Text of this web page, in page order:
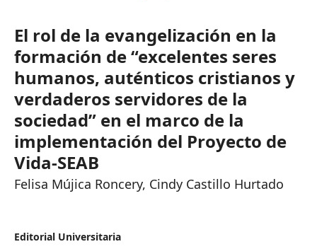
El rol de la evangelización en la
formación de “excelentes seres
humanos, auténticos cristianos y
verdaderos servidores de la
sociedad” en el marco de la
implementación del Proyecto de
Vida-SEAB
Felisa Mújica Roncery, Cindy Castillo Hurtado
Editorial Universitaria